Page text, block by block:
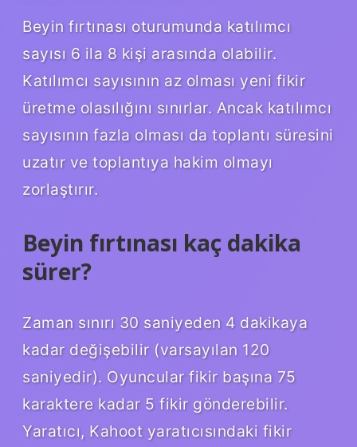
Beyin fırtınası oturumunda katılımcı
sayısı 6 ila 8 kişi arasında olabilir.
Katılımcı sayısının az olması yeni fikir
üretme olasılığını sınırlar. Ancak katılımcı
sayısının fazla olması da toplantı süresini
uzatır ve toplantıya hakim olmayı
zorlaştırır.
Beyin fırtınası kaç dakika
sürer?
Zaman sınırı 30 saniyeden 4 dakikaya
kadar değişebilir (varsayılan 120
saniyedir). Oyuncular fikir başına 75
karaktere kadar 5 fikir gönderebilir.
Yaratıcı, Kahoot yaratıcısındaki fikir